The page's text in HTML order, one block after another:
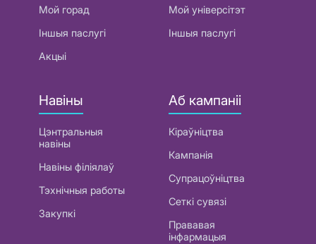
Мой горад
Іншыя паслугі
Акцыі
Мой універсітэт
Іншыя паслугі
Навіны
Цэнтральныя
навіны
Навіны філіялаў
Тэхнічныя работы
Закупкі
Аб кампаніі
Кіраўніцтва
Кампанія
Супрацоўніцтва
Сеткі сувязі
Прававая
інфармацыя